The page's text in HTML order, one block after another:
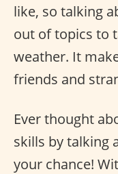
like, so talking
out of topics to
weather. It
friends and
Ever thought
skills by talking
your chance!